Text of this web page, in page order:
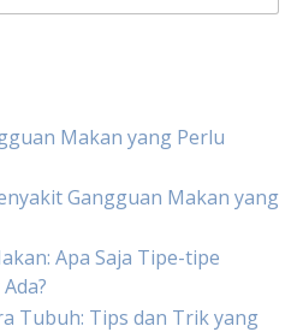
Makan yang Perlu
Gangguan Makan yang
Apa Saja Tipe-tipe
Tubuh: Tips dan Trik yang